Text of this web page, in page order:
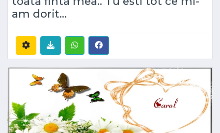
am dorit...